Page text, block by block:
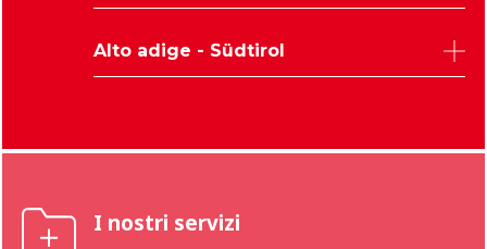
Verona
Vicenza
Gorizia
Trento
Alto adige - Südtirol
I nostri servizi